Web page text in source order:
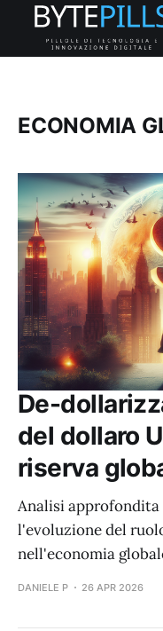
ECONOMIA
De-
del dollaro
riserva
Analisi
l'evoluzione del
nell'economia
DANIELE P 26 APR 2026